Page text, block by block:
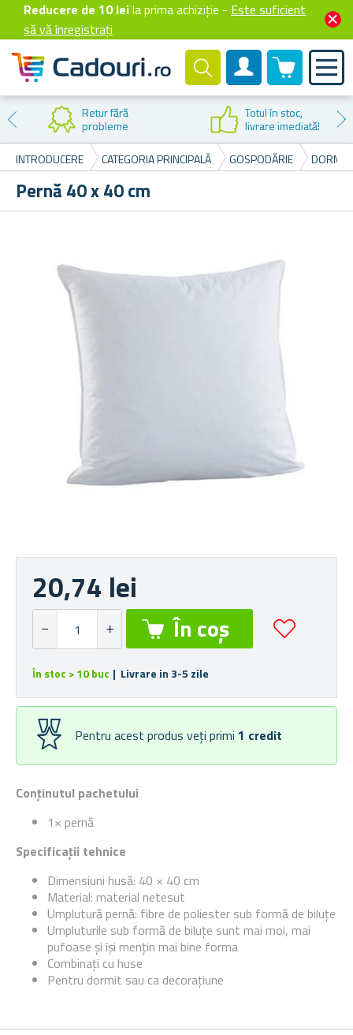
Reducere de 10 leila prima achiziție - Este suficient
să vă înregistrați
Cont client
0 produselor
Retur fără
probleme
Totul în stoc,
livrare imediată!
INTRODUCERE
CATEGORIA PRINCIPALĂ GOSPODĂRIE
Pernă 40 x 40 cm
Conținutul pachetului
1× pernă
Specificații tehnice
Dimensiuni husă: 40 × 40 cm
Material: material netesut
Umplutură pernă: fibre de poliester sub formă de biluțe
Umpluturile sub formă de biluțe sunt mai moi, mai
pufoase și își mențin mai bine forma
Combinați cu huse
Pentru dormit sau ca decorațiune
20,74 lei
În stoc > 10 buc | Livrare in 3-5 zile
Pentru acest produs veți primi 1 credit